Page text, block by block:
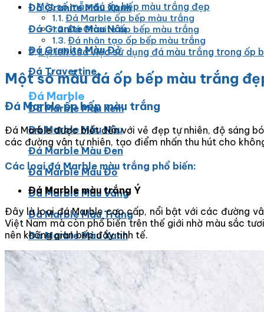
Đá Granite Màu Xanh
Đá Granite Màu Nâu
Đá Granite Màu Đỏ
Đá Travertine
Đá Marble
Đá Marble Màu Kem
Đá Marble Màu Nâu
Đá Marble Màu Đen
Đá Marble Màu Đỏ
Đá Marble Màu Vàng
Đá Marble Màu Trắng
Đá Marble Màu Xanh
Đá Ốp
Đá Ốp Bàn Bếp Nhân Tạo​
Đá Ốp Mộ
Một số mẫu đá ốp bếp màu trắng đẹp
Đá Marble ốp bếp màu trắng
Đá Granite ốp bếp màu trắng
Đá nhân tạo ốp bếp màu trắng
Lợi ích của việc sử dụng đá màu trắng trong ốp
Một số mẫu đá ốp bếp màu trắng
Đá Marble ốp bếp màu trắng
Đá Marble được biết đến với vẻ đẹp tự nhiên, độ sáng
các đường vân tự nhiên, tạo điểm nhấn thu hút cho
Các loại đá Marble màu trắng phổ biến:
Đá Marble màu trắng Ý
Đây là loại đá Marble cao cấp, nổi bật với các đường
Việt Nam mà còn phổ biến trên thế giới nhờ màu sắc
nên không gian bếp đầy tinh tế.